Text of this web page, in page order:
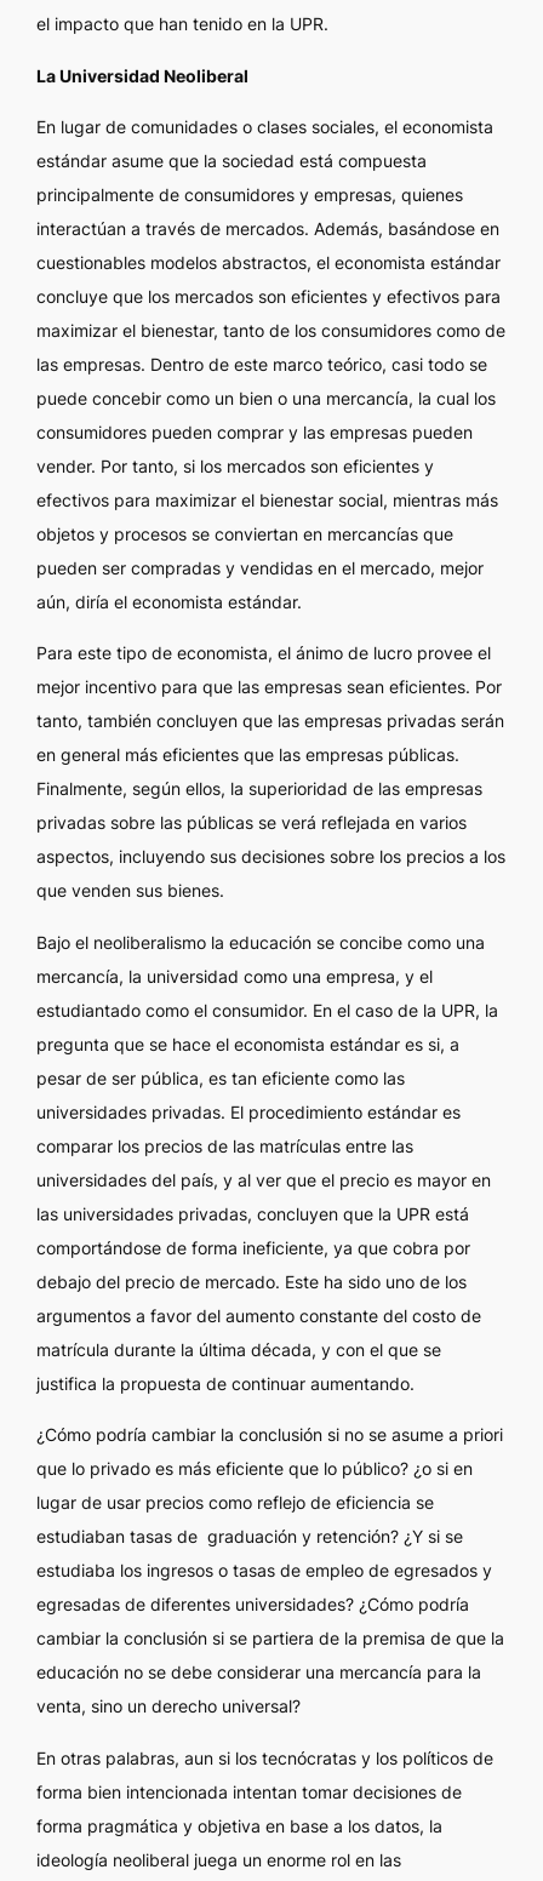
el impacto que han tenido en la UPR.
La Universidad Neoliberal
En lugar de comunidades o clases sociales, el economista
estándar asume que la sociedad está compuesta
principalmente de consumidores y empresas, quienes
interactúan a través de mercados. Además, basándose en
cuestionables modelos abstractos, el economista estándar
concluye que los mercados son eficientes y efectivos para
maximizar el bienestar, tanto de los consumidores como de
las empresas. Dentro de este marco teórico, casi todo se
puede concebir como un bien o una mercancía, la cual los
consumidores pueden comprar y las empresas pueden
vender. Por tanto, si los mercados son eficientes y
efectivos para maximizar el bienestar social, mientras más
objetos y procesos se conviertan en mercancías que
pueden ser compradas y vendidas en el mercado, mejor
aún, diría el economista estándar.
Para este tipo de economista, el ánimo de lucro provee el
mejor incentivo para que las empresas sean eficientes. Por
tanto, también concluyen que las empresas privadas serán
en general más eficientes que las empresas públicas.
Finalmente, según ellos, la superioridad de las empresas
privadas sobre las públicas se verá reflejada en varios
aspectos, incluyendo sus decisiones sobre los precios a los
que venden sus bienes.
Bajo el neoliberalismo la educación se concibe como una
mercancía, la universidad como una empresa, y el
estudiantado como el consumidor. En el caso de la UPR, la
pregunta que se hace el economista estándar es si, a
pesar de ser pública, es tan eficiente como las
universidades privadas. El procedimiento estándar es
comparar los precios de las matrículas entre las
universidades del país, y al ver que el precio es mayor en
las universidades privadas, concluyen que la UPR está
comportándose de forma ineficiente, ya que cobra por
debajo del precio de mercado. Este ha sido uno de los
argumentos a favor del aumento constante del costo de
matrícula durante la última década, y con el que se
justifica la propuesta de continuar aumentando.
¿Cómo podría cambiar la conclusión si no se asume a priori
que lo privado es más eficiente que lo público? ¿o si en
lugar de usar precios como reflejo de eficiencia se
estudiaban tasas de graduación y retención? ¿Y si se
estudiaba los ingresos o tasas de empleo de egresados y
egresadas de diferentes universidades? ¿Cómo podría
cambiar la conclusión si se partiera de la premisa de que la
educación no se debe considerar una mercancía para la
venta, sino un derecho universal?
En otras palabras, aun si los tecnócratas y los políticos de
forma bien intencionada intentan tomar decisiones de
forma pragmática y objetiva en base a los datos, la
ideología neoliberal juega un enorme rol en las